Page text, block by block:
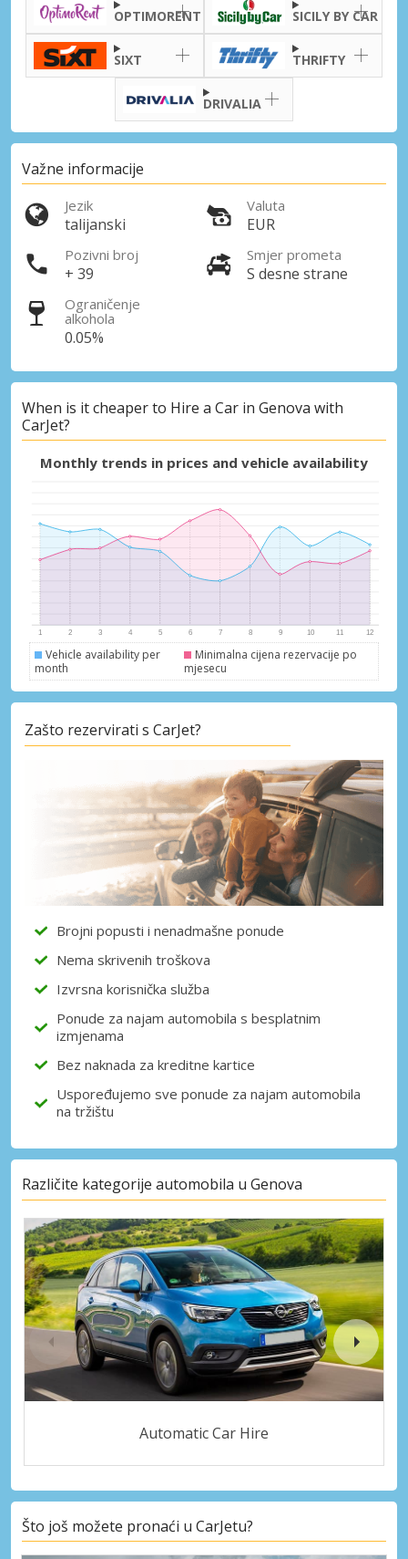
Posebni popusti
Pristupite ekskluzivnim ponudama naših
dobavljača
Prijava putem eLinka
OPTIMORENT SICILY BY CAR
SIXT THRIFTY
DRIVALIA
Važne informacije
Jezik
talijanski
Valuta
EUR
Pozivni broj
+ 39
Smjer prometa
S desne strane
Ograničenje
alkohola
0.05%
When is it cheaper to Hire a Car in Genova with
CarJet?
Monthly trends in prices and vehicle availability
Vehicle availability per
month
Minimalna cijena rezervacije po
mjesecu
Zašto rezervirati s CarJet?
Brojni popusti i nenadmašne ponude
Nema skrivenih troškova
Izvrsna korisnička služba
Ponude za najam automobila s besplatnim
izmjenama
Bez naknada za kreditne kartice
Uspoređujemo sve ponude za najam automobila
na tržištu
Različite kategorije automobila u Genova
Automatic Car Hire
Što još možete pronaći u CarJetu?